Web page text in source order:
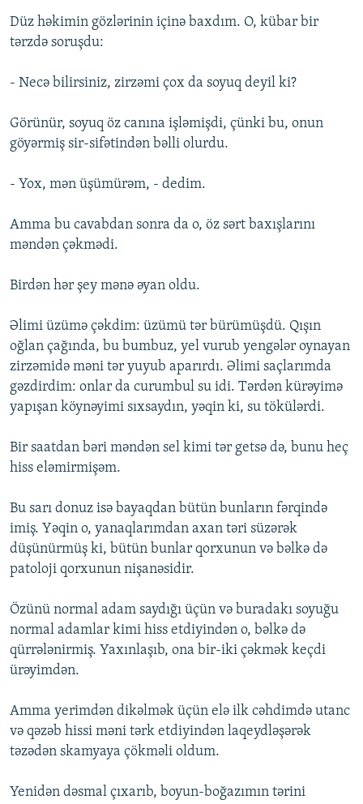
Düz həkimin gözlərinin içinə baxdım. O, kübar bir
tərzdə soruşdu:
- Necə bilirsiniz, zirzəmi çox da soyuq deyil ki?
Görünür, soyuq öz canına işləmişdi, çünki bu, onun
göyərmiş sir-sifətindən bəlli olurdu.
- Yox, mən üşümürəm, - dedim.
Amma bu cavabdan sonra da o, öz sərt baxışlarını
məndən çəkmədi.
Birdən hər şey mənə əyan oldu.
Əlimi üzümə çəkdim: üzümü tər bürümüşdü. Qışın
oğlan çağında, bu bumbuz, yel vurub yengələr oynayan
zirzəmidə məni tər yuyub aparırdı. Əlimi saçlarımda
gəzdirdim: onlar da curumbul su idi. Tərdən kürəyimə
yapışan köynəyimi sıxsaydın, yəqin ki, su tökülərdi.
Bir saatdan bəri məndən sel kimi tər getsə də, bunu heç
hiss eləmirmişəm.
Bu sarı donuz isə bayaqdan bütün bunların fərqində
imiş. Yəqin o, yanaqlarımdan axan təri süzərək
düşünürmüş ki, bütün bunlar qorxunun və bəlkə də
patoloji qorxunun nişanəsidir.
Özünü normal adam saydığı üçün və buradakı soyuğu
normal adamlar kimi hiss etdiyindən o, bəlkə də
qürrələnirmiş. Yaxınlaşıb, ona bir-iki çəkmək keçdi
ürəyimdən.
Amma yerimdən dikəlmək üçün elə ilk cəhdimdə utanc
və qəzəb hissi məni tərk etdiyindən laqeydləşərək
təzədən skamyaya çökməli oldum.
Yenidən dəsmal çıxarıb, boyun-boğazımın tərini